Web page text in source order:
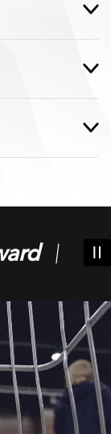
forward